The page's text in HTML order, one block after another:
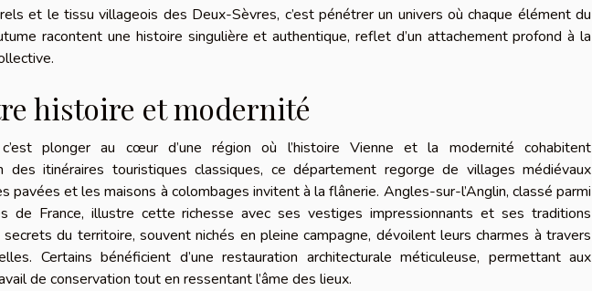
et le tissu villageois des Deux-Sèvres, c’est pénétrer un univers où chaque élément du
racontent une histoire singulière et authentique, reflet d’un attachement profond à la
histoire et modernité
plonger au cœur d’une région où l’histoire Vienne et la modernité cohabitent
des itinéraires touristiques classiques, ce département regorge de villages médiévaux
pavées et les maisons à colombages invitent à la flânerie. Angles-sur-l’Anglin, classé parmi
de France, illustre cette richesse avec ses vestiges impressionnants et ses traditions
du territoire, souvent nichés en pleine campagne, dévoilent leurs charmes à travers
Certains bénéficient d’une restauration architecturale méticuleuse, permettant aux
de conservation tout en ressentant l’âme des lieux.